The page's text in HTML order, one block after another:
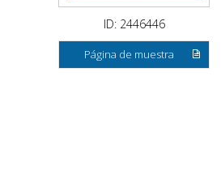
ID: 2446446
Página de muestra